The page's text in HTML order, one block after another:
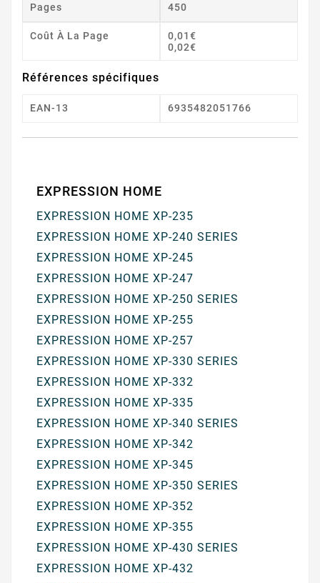
Pages 450
Coût À La Page
0,01€
0,02€
Références spécifiques
EAN-13 6935482051766
EXPRESSION HOME
EXPRESSION HOME XP-235
EXPRESSION HOME XP-240 SERIES
EXPRESSION HOME XP-245
EXPRESSION HOME XP-247
EXPRESSION HOME XP-250 SERIES
EXPRESSION HOME XP-255
EXPRESSION HOME XP-257
EXPRESSION HOME XP-330 SERIES
EXPRESSION HOME XP-332
EXPRESSION HOME XP-335
EXPRESSION HOME XP-340 SERIES
EXPRESSION HOME XP-342
EXPRESSION HOME XP-345
EXPRESSION HOME XP-350 SERIES
EXPRESSION HOME XP-352
EXPRESSION HOME XP-355
EXPRESSION HOME XP-430 SERIES
EXPRESSION HOME XP-432